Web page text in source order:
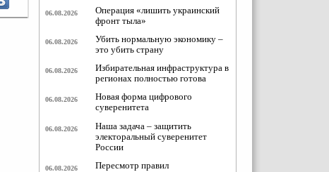
06.08.2026
Операция «лишить украинский
фронт тыла»
06.08.2026
Убить нормальную экономику –
это убить страну
06.08.2026
Избирательная инфраструктура в
регионах полностью готова
06.08.2026
Новая форма цифрового
суверенитета
06.08.2026
Наша задача – защитить
электоральный суверенитет
России
06.08.2026
Пересмотр правил